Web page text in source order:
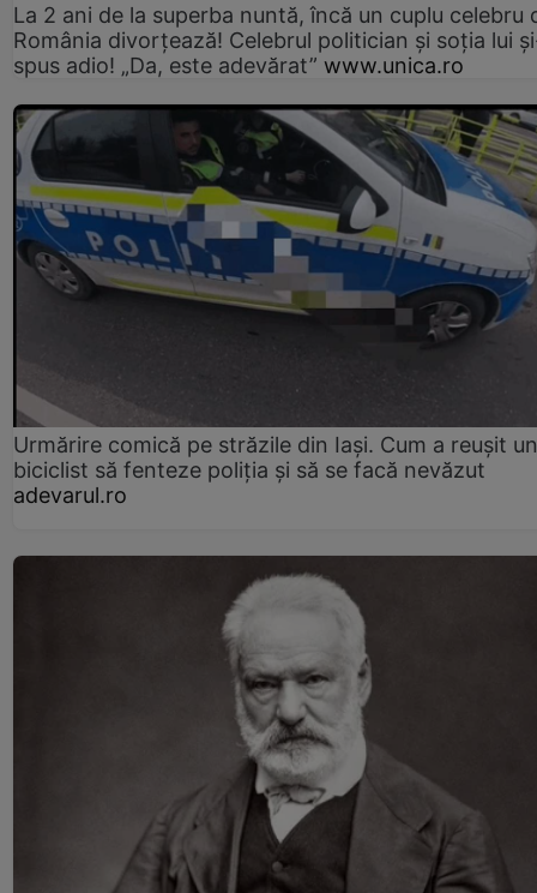
La 2 ani de la superba nuntă, încă un cuplu celebru
România divorțează! Celebrul politician și soția lui
spus adio! „Da, este adevărat” www.unica.ro
Urmărire comică pe străzile din Iași. Cum a reușit un
biciclist să fenteze poliția și să se facă nevăzut
adevarul.ro